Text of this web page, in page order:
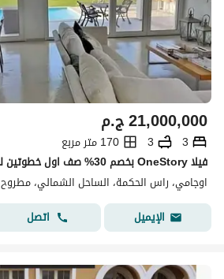
ج.م21,000,000
3
3
170 متر مربع
اوجامي، راس الحكمة، الساحل الشمالي، مطروح
الإيميل
اتصل